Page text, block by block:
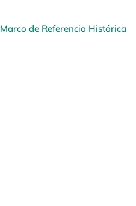
Marco de Referencia Histórica